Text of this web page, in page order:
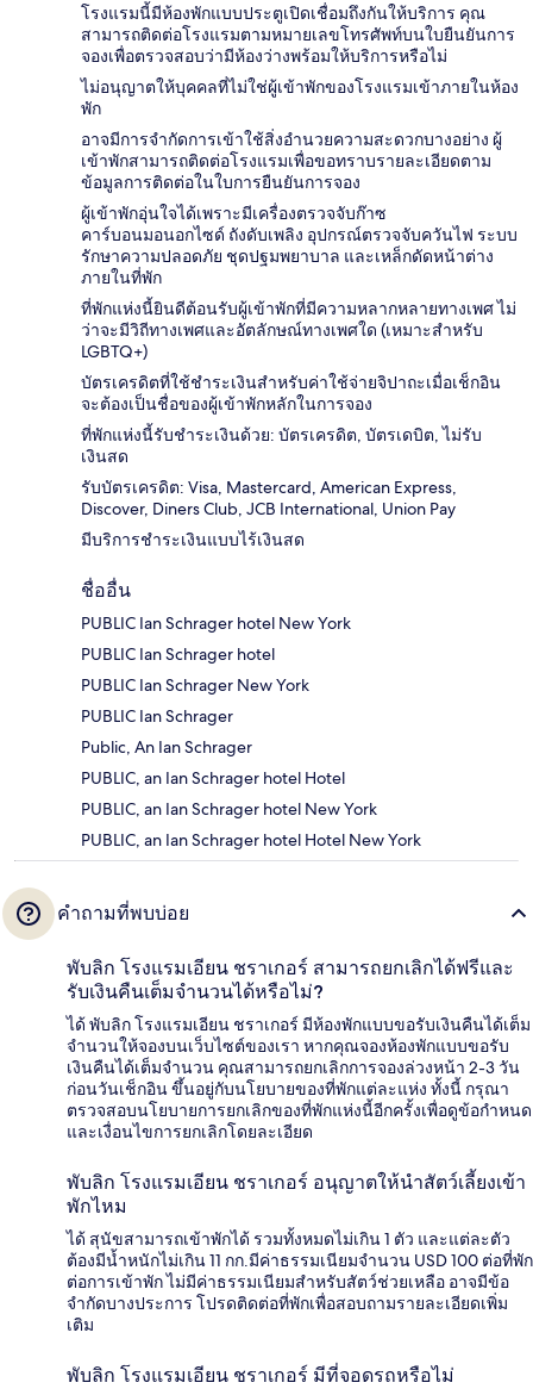
โรงแรมนี้มีห้องพักแบบประตูเปิดเชื่อมถึงกันให้บริการ คุณ
สามารถติดต่อโรงแรมตามหมายเลขโทรศัพท์บนใบยืนยันการ
จองเพื่อตรวจสอบว่ามีห้องว่างพร้อมให้บริการหรือไม่
ไม่อนุญาตให้บุคคลที่ไม่ใช่ผู้เข้าพักของโรงแรมเข้าภายในห้อง
พัก
อาจมีการจำกัดการเข้าใช้สิ่งอำนวยความสะดวกบางอย่าง ผู้
เข้าพักสามารถติดต่อโรงแรมเพื่อขอทราบรายละเอียดตาม
ข้อมูลการติดต่อในใบการยืนยันการจอง
ผู้เข้าพักอุ่นใจได้เพราะมีเครื่องตรวจจับก๊าซ
คาร์บอนมอนอกไซด์ ถังดับเพลิง อุปกรณ์ตรวจจับควันไฟ ระบบ
รักษาความปลอดภัย ชุดปฐมพยาบาล และเหล็กดัดหน้าต่าง
ภายในที่พัก
ที่พักแห่งนี้ยินดีต้อนรับผู้เข้าพักที่มีความหลากหลายทางเพศ ไม่
ว่าจะมีวิถีทางเพศและอัตลักษณ์ทางเพศใด (เหมาะสำหรับ
LGBTQ+)
บัตรเครดิตที่ใช้ชำระเงินสำหรับค่าใช้จ่ายจิปาถะเมื่อเช็กอิน
จะต้องเป็นชื่อของผู้เข้าพักหลักในการจอง
ที่พักแห่งนี้รับชำระเงินด้วย: บัตรเครดิต, บัตรเดบิต, ไม่รับ
เงินสด
รับบัตรเครดิต: Visa, Mastercard, American Express,
Discover, Diners Club, JCB International, Union Pay
มีบริการชำระเงินแบบไร้เงินสด
ชื่ออื่น
PUBLIC Ian Schrager hotel New York
PUBLIC Ian Schrager hotel
PUBLIC Ian Schrager New York
PUBLIC Ian Schrager
Public, An Ian Schrager
PUBLIC, an Ian Schrager hotel Hotel
PUBLIC, an Ian Schrager hotel New York
PUBLIC, an Ian Schrager hotel Hotel New York
คำถามที่พบบ่อย
พับลิก โรงแรมเอียน ชราเกอร์ สามารถยกเลิกได้ฟรีและ
รับเงินคืนเต็มจำนวนได้หรือไม่?
ได้ พับลิก โรงแรมเอียน ชราเกอร์ มีห้องพักแบบขอรับเงินคืนได้เต็ม
จำนวนให้จองบนเว็บไซต์ของเรา หากคุณจองห้องพักแบบขอรับ
เงินคืนได้เต็มจำนวน คุณสามารถยกเลิกการจองล่วงหน้า 2-3 วัน
ก่อนวันเช็กอิน ขึ้นอยู่กับนโยบายของที่พักแต่ละแห่ง ทั้งนี้ กรุณา
ตรวจสอบนโยบายการยกเลิกของที่พักแห่งนี้อีกครั้งเพื่อดูข้อกำหนด
และเงื่อนไขการยกเลิกโดยละเอียด
พับลิก โรงแรมเอียน ชราเกอร์ อนุญาตให้นำสัตว์เลี้ยงเข้า
พักไหม
ได้ สุนัขสามารถเข้าพักได้ รวมทั้งหมดไม่เกิน 1 ตัว และแต่ละตัว
ต้องมีน้ำหนักไม่เกิน 11 กก.มีค่าธรรมเนียมจำนวน USD 100 ต่อที่พัก
ต่อการเข้าพัก ไม่มีค่าธรรมเนียมสำหรับสัตว์ช่วยเหลือ อาจมีข้อ
จำกัดบางประการ โปรดติดต่อที่พักเพื่อสอบถามรายละเอียดเพิ่ม
เติม
พับลิก โรงแรมเอียน ชราเกอร์ มีที่จอดรถหรือไม่